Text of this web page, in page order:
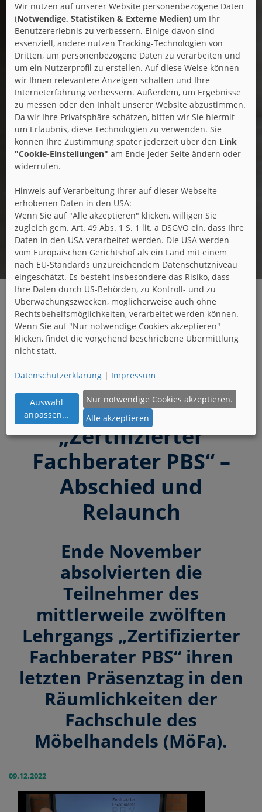
Presse
Fachverbände Wohnen und Büro betreffen werden
hier behandelt.
„Zertifizierter
Fachberater PBS“ –
Abschied und
Relaunch
Ende November
absolvierten die
Teilnehmer des
mittlerweile zwölften
Lehrgangs „Zertifizierter
Fachberater PBS“ ihren
letzten Präsenztag in den
Räumlichkeiten der
Fachschule des
Möbelhandels (MöFa).
09.12.2022
Wir nutzen auf unserer Website personenbezogene Daten
(Notwendige, Statistiken & Externe Medien) um Ihr
Benutzererlebnis zu verbessern. Einige davon sind
essenziell, andere nutzen Tracking-Technologien von
Dritten, um personenbezogene Daten zu verarbeiten und
um ein Nutzerprofil zu erstellen. Auf diese Weise können
wir Ihnen relevantere Anzeigen schalten und Ihre
Interneterfahrung verbessern. Außerdem, um Ergebnisse
zu messen oder den Inhalt unserer Website abzustimmen.
Da wir Ihre Privatsphäre schätzen, bitten wir Sie hiermit
um Erlaubnis, diese Technologien zu verwenden. Sie
können Ihre Zustimmung später jederzeit über den Link
"Cookie-Einstellungen" am Ende jeder Seite ändern oder
widerrufen.
Hinweis auf Verarbeitung Ihrer auf dieser Webseite
erhobenen Daten in den USA:
Wenn Sie auf "Alle akzeptieren" klicken, willigen Sie
zugleich gem. Art. 49 Abs. 1 S. 1 lit. a DSGVO ein, dass Ihre
Daten in den USA verarbeitet werden. Die USA werden
vom Europäischen Gerichtshof als ein Land mit einem
nach EU-Standards unzureichendem Datenschutzniveau
eingeschätzt. Es besteht insbesondere das Risiko, dass
Ihre Daten durch US-Behörden, zu Kontroll- und zu
Überwachungszwecken, möglicherweise auch ohne
Rechtsbehelfsmöglichkeiten, verarbeitet werden können.
Wenn Sie auf "Nur notwendige Cookies akzeptieren"
klicken, findet die vorgehend beschriebene Übermittlung
nicht statt.
Datenschutzerklärung | Impressum
Auswahl
anpassen...
Nur notwendige Cookies akzeptieren.
Alle akzeptieren